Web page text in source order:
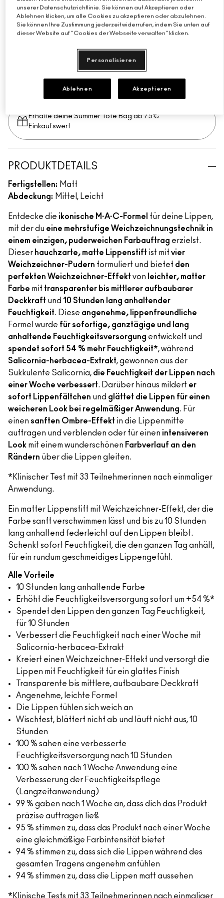
Mandarin O
Big Promotion
Mull It Over
TakenGood For You
Marrakesh-Mere
Girls Weekend
Neutrales kühles Beige EINFACH AUSPROBIEREN
BE MY BRIDESMAID
Erhalte deine Summer Tote Bag ab 75€
Einkaufswert​
PRODUKTDETAILS
Fertigstellen: Matt
Abdeckung: Mittel, Leicht
Entdecke die ikonische M·A·C-Formel für deine Lippen,
mit der du eine mehrstufige Weichzeichnungstechnik in
einem einzigen, puderweichen Farbauftrag erzielst.
Dieser hauchzarte, matte Lippenstift ist mit vier
Weichzeichner-Pudern formuliert und bietet den
perfekten Weichzeichner-Effekt von leichter, matter
Farbe mit transparenter bis mittlerer aufbaubarer
Deckkraft und 10 Stunden lang anhaltender
Feuchtigkeit. Diese angenehme, lippenfreundliche
Formel wurde für sofortige, ganztägige und lang
anhaltende Feuchtigkeitsversorgung entwickelt und
spendet sofort 54 % mehr Feuchtigkeit*, während
Salicornia-herbacea-Extrakt, gewonnen aus der
Sukkulente Salicornia, die Feuchtigkeit der Lippen nach
einer Woche verbessert. Darüber hinaus mildert er
sofort Lippenfältchen und glättet die Lippen für einen
weicheren Look bei regelmäßiger Anwendung. Für
einen sanften Ombre-Effekt in die Lippenmitte
auftragen und verblenden oder für einen intensiveren
Look mit einem wunderschönen Farbverlauf an den
Rändern über die Lippen gleiten.
*Klinischer Test mit 33 Teilnehmerinnen nach einmaliger
Anwendung.
Ein matter Lippenstift mit Weichzeichner-Effekt, der die
Farbe sanft verschwimmen lässt und bis zu 10 Stunden
lang anhaltend federleicht auf den Lippen bleibt.
Schenkt sofort Feuchtigkeit, die den ganzen Tag anhält,
für ein rundum geschmeidiges Lippengefühl.
Alle Vorteile
10 Stunden lang anhaltende Farbe
Erhöht die Feuchtigkeitsversorgung sofort um +54 %*
Spendet den Lippen den ganzen Tag Feuchtigkeit,
für 10 Stunden
Verbessert die Feuchtigkeit nach einer Woche mit
Salicornia-herbacea-Extrakt
Kreiert einen Weichzeichner-Effekt und versorgt die
Lippen mit Feuchtigkeit für ein glattes Finish
Transparente bis mittlere, aufbaubare Deckkraft
Angenehme, leichte Formel
Die Lippen fühlen sich weich an
Wischfest, blättert nicht ab und läuft nicht aus, 10
Stunden
100 % sahen eine verbesserte
Feuchtigkeitsversorgung nach 10 Stunden
100 % sahen nach 1 Woche Anwendung eine
Verbesserung der Feuchtigkeitspflege
(Langzeitanwendung)
99 % gaben nach 1 Woche an, dass dich das Produkt
präzise auftragen ließ
95 % stimmen zu, dass das Produkt nach einer Woche
eine gleichmäßige Farbintensität bietet
94 % stimmen zu, dass sich die Lippen während des
gesamten Tragens angenehm anfühlen
94 % stimmen zu, dass die Lippen matt aussehen
*Klinische Tests mit 33 Teilnehmerinnen nach einmaliger
unserer Datenschutzrichtlinie. Sie können auf Akzeptieren oder
Ablehnen klicken, um alle Cookies zu akzeptieren oder abzulehnen.
Sie können Ihre Zustimmung jederzeit widerrufen, indem Sie unten auf
dieser Website auf "Cookies der Webseite verwalten" klicken.
Personalisieren
Ablehnen Akzeptieren